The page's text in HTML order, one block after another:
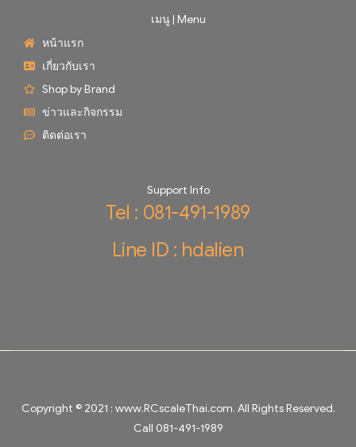
เมนู | Menu
หน้าแรก
เกี่ยวกับเรา
Shop by Brand
ข่าวและกิจกรรม
ติดต่อเรา
Support Info
Tel : 081-491-1989
Line ID : hdalien
Copyright © 2021 : www.RCscaleThai.com. All Rights Reserved.
Call 081-491-1989